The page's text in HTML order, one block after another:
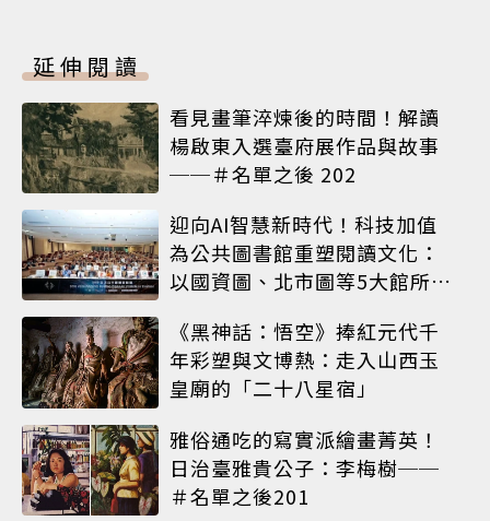
延伸閱讀
看見畫筆淬煉後的時間！解讀
楊啟東入選臺府展作品與故事
──＃名單之後 202
迎向AI智慧新時代！科技加值
為公共圖書館重塑閱讀文化：
以國資圖、北市圖等5大館所為
《黑神話：悟空》捧紅元代千
年彩塑與文博熱：走入山西玉
皇廟的「二十八星宿」
雅俗通吃的寫實派繪畫菁英！
日治臺雅貴公子：李梅樹──
＃名單之後201